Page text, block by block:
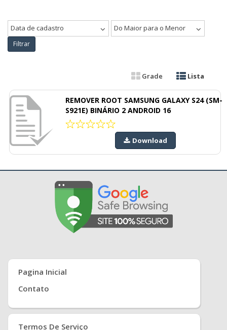
Data de cadastro Do Maior para o Menor
Filtrar
Grade Lista
REMOVER ROOT SAMSUNG GALAXY S24 (SM-
S921E) BINÁRIO 2 ANDROID 16
Download
Pagina Inicial
Contato
Termos De Serviço